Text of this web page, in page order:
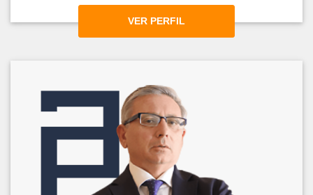
VER PERFIL